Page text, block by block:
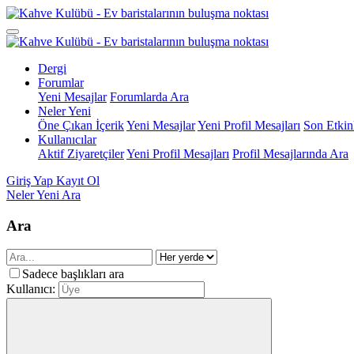
Dergi
Forumlar
Yeni Mesajlar Forumlarda Ara
Neler Yeni
Öne Çıkan İçerikYeni MesajlarYeni Profil Mesajları Son
Kullanıcılar
Aktif ZiyaretçilerYeni Profil Mesajları Profil Mesajlarında Ara
Giriş Yap Kayıt Ol
Neler Yeni Ara
Ara
Sadece başlıkları ara
Kullanıcı: